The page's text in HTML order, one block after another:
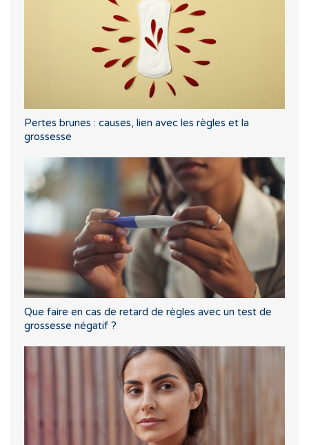
Pertes brunes : causes, lien avec les règles et la
grossesse
Que faire en cas de retard de règles avec un test de
grossesse négatif ?